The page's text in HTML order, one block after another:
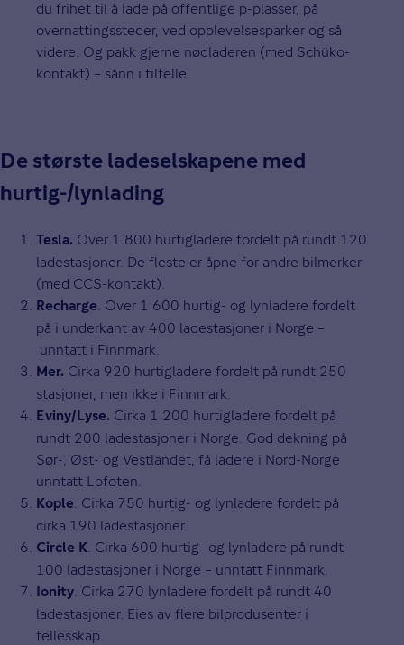
du frihet til å lade på offentlige p-plasser, på
overnattingssteder, ved opplevelsesparker og så
videre. Og pakk gjerne nødladeren (med Schüko-
kontakt) – sånn i tilfelle.
De største ladeselskapene med
hurtig-/lynlading
Tesla. Over 1 800 hurtigladere fordelt på rundt 120
ladestasjoner. De fleste er åpne for andre bilmerker
(med CCS-kontakt).
Recharge
. Over 1 600 hurtig- og lynladere fordelt
på i underkant av 400 ladestasjoner i Norge –
unntatt i Finnmark.
Mer. Cirka 920 hurtigladere fordelt på rundt 250
stasjoner, men ikke i Finnmark.
Eviny/Lyse. Cirka 1 200 hurtigladere fordelt på
rundt 200 ladestasjoner i Norge. God dekning på
Sør-, Øst- og Vestlandet, få ladere i Nord-Norge
unntatt Lofoten.
Kople
. Cirka 750 hurtig- og lynladere fordelt på
cirka 190 ladestasjoner.
Circle K . Cirka 600 hurtig- og lynladere på rundt
100 ladestasjoner i Norge – unntatt Finnmark.
Ionity . Cirka 270 lynladere fordelt på rundt 40
ladestasjoner. Eies av flere bilprodusenter i
fellesskap.